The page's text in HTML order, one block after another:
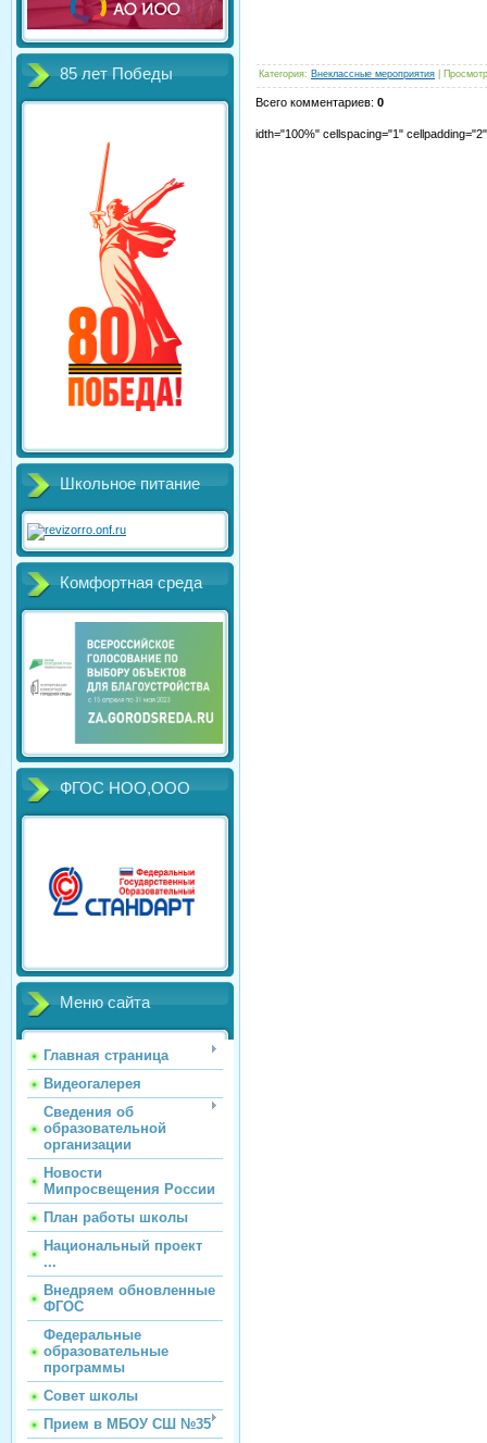
85 лет Победы
Школьное питание
Комфортная среда
ФГОС НОО,ООО
Меню сайта
Главная страница
Видеогалерея
Сведения об
образовательной
организации
Новости
Мипросвещения России
План работы школы
Национальный проект
...
Внедряем обновленные
ФГОС
Федеральные
образовательные
программы
Совет школы
Прием в МБОУ СШ №35
Категория: Внеклассные мероприятия
Всего комментариев: 0
idth="100%" cellspacing="1"